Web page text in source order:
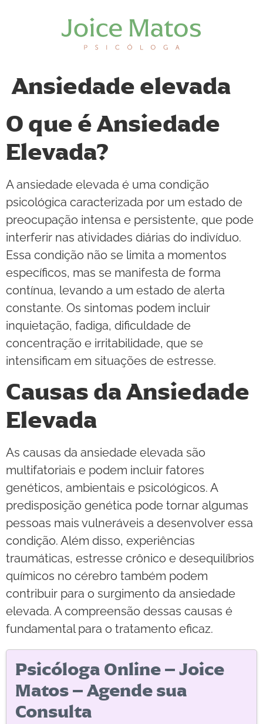
Ansiedade elevada
O que é Ansiedade
Elevada?
A ansiedade elevada é uma condição
psicológica caracterizada por um estado de
preocupação intensa e persistente, que pode
interferir nas atividades diárias do indivíduo.
Essa condição não se limita a momentos
específicos, mas se manifesta de forma
contínua, levando a um estado de alerta
constante. Os sintomas podem incluir
inquietação, fadiga, dificuldade de
concentração e irritabilidade, que se
intensificam em situações de estresse.
Causas da Ansiedade
Elevada
As causas da ansiedade elevada são
multifatoriais e podem incluir fatores
genéticos, ambientais e psicológicos. A
predisposição genética pode tornar algumas
pessoas mais vulneráveis a desenvolver essa
condição. Além disso, experiências
traumáticas, estresse crônico e desequilíbrios
químicos no cérebro também podem
contribuir para o surgimento da ansiedade
elevada. A compreensão dessas causas é
fundamental para o tratamento eficaz.
Psicóloga Online – Joice
Matos – Agende sua
Consulta